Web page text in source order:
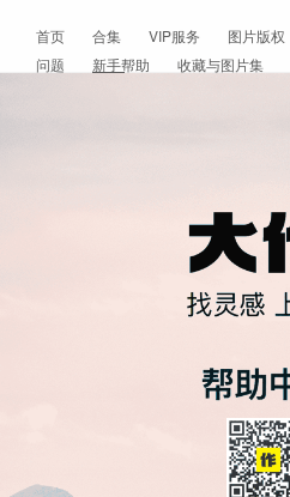
首页 合集 VIP服务 图片版权
问题
新手帮助 收藏与图片集